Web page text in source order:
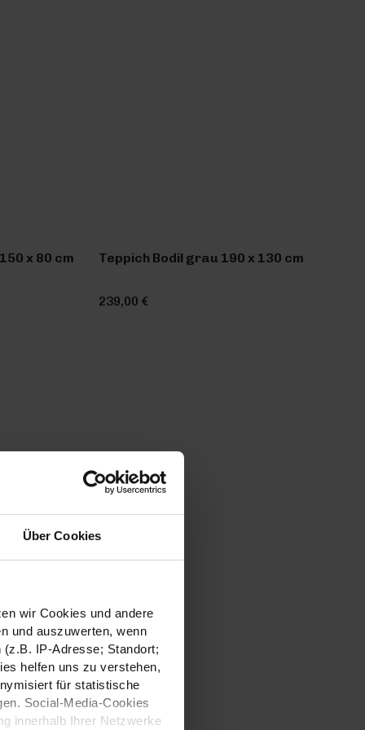
Über Cookies
wir Cookies und andere
und auszuwerten, wenn
IP-Adresse; Standort;
helfen uns zu verstehen,
für statistische
Social-Media-Cookies
innerhalb Ihrer Netzwerke
x 80 cm Teppich Bodil grau 190 x 130 cm
239,00 €